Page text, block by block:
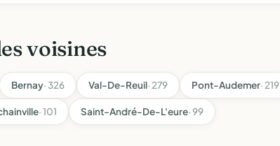
voisines
Bernay· 326 Val-De-Reuil· 279 Pont-Audemer· 219
· 101 Saint-André-De-L'eure· 99